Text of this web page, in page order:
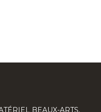
BEAUX-ARTS.